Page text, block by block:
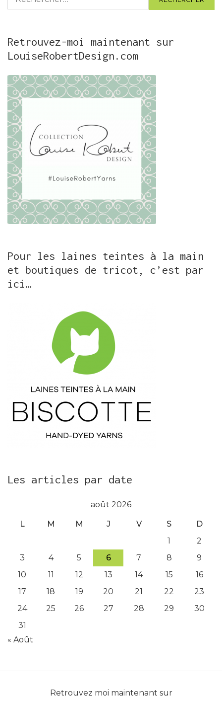
Retrouvez-moi maintenant sur
LouiseRobertDesign.com
Pour les laines teintes à la main
et boutiques de tricot, c’est par
ici…
Les articles par date
août 2026
L M M J V S
D
1
2
3
4 5 6 7 8
9
10
11 12 13 14 15
16
17
18 19 20 21 22
23
24
25 26 27 28 29
30
31
« Août
Retrouvez moi maintenant sur